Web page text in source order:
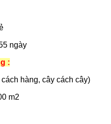
ngày
:
hàng, cây cách cây)
m2